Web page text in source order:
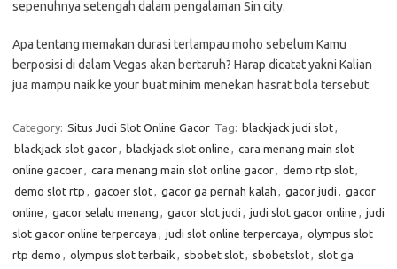
sepenuhnya setengah dalam pengalaman Sin city.
Apa tentang memakan durasi terlampau moho sebelum Kamu
berposisi di dalam Vegas akan bertaruh? Harap dicatat yakni Kalian
jua mampu naik ke your buat minim menekan hasrat bola tersebut.
Category: Situs Judi Slot Online Gacor Tag: blackjack judi slot,
blackjack slot gacor, blackjack slot online , cara menang main slot
online gacoer, cara menang main slot online gacor, demo rtp slot,
demo slot rtp , gacoer slot, gacor ga pernah kalah , gacor judi , gacor
online , gacor selalu menang , gacor slot judi , judi slot gacor online , judi
slot gacor online terpercaya , judi slot online terpercaya , olympus slot
rtp demo , olympus slot terbaik , sbobet slot, sbobetslot, slot ga